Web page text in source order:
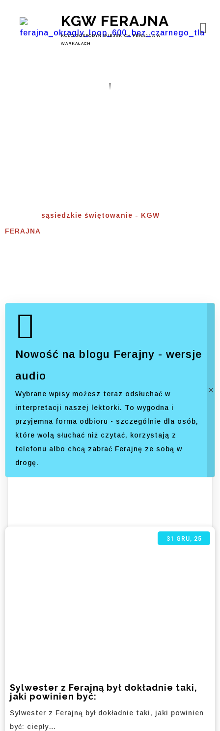
KGW FERAJNA
KOŁO GOSPODYŃ WIEJSKICH FERAJNA W
WARKAŁACH
sąsiedzkie świętowanie - KGW
FERAJNA
Nowość na blogu Ferajny - wersje
audio
Wybrane wpisy możesz teraz odsłuchać w
interpretacji naszej lektorki. To wygodna i
przyjemna forma odbioru - szczególnie dla osób,
które wolą słuchać niż czytać, korzystają z
telefonu albo chcą zabrać Ferajnę ze sobą w
drogę.
Sylwester z Ferajną był dokładnie taki,
jaki powinien być:
31 GRU, 25
Sylwester z Ferajną był dokładnie taki, jaki powinien
być: ciepły…